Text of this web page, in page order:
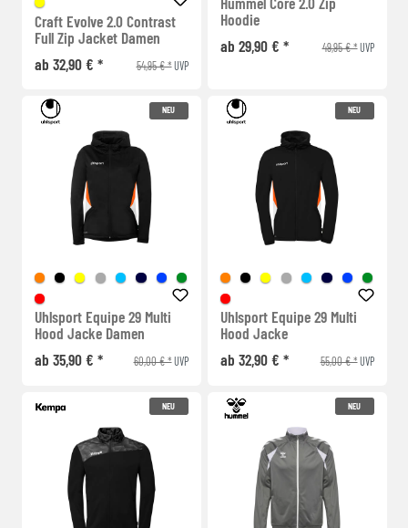
Craft Evolve 2.0 Contrast
Full Zip Jacket Damen
ab 32,90 € *
54,95 € *UVP
Hoodie
ab 29,90 € *
49,95 € *UVP
NEU
Uhlsport Equipe 29 Multi
Hood Jacke Damen
ab 35,90 € *
60,00 € *UVP
NEU
Uhlsport Equipe 29 Multi
Hood Jacke
ab 32,90 € *
55,00 € *UVP
NEU NEU